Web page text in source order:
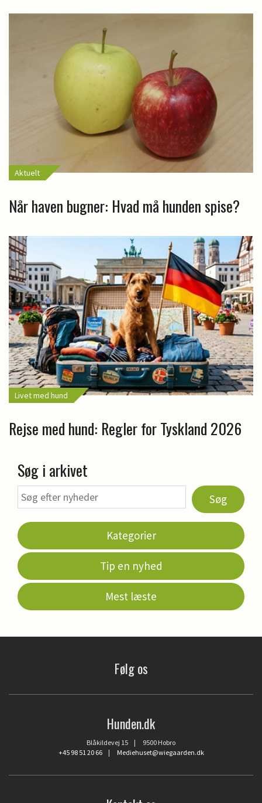
Aktuelt
Når haven bugner: Hvad må hunden spise?
Livet med hund
Rejse med hund: Regler for Tyskland 2026
Søg i arkivet
Søg
Kategorier
Tip en nyhed
Mest læste
Følg os
Hunden.dk
Blåkildevej 15 | 9500 Hobro
+45 98 51 20 66| Mediehuset@wiegaarden.dk